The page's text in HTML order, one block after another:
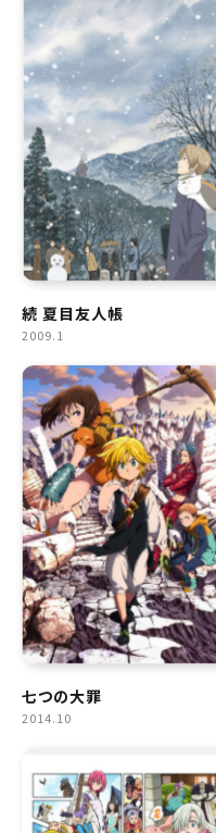
続 夏目友人帳
2009.1
七つの大罪
2014.10